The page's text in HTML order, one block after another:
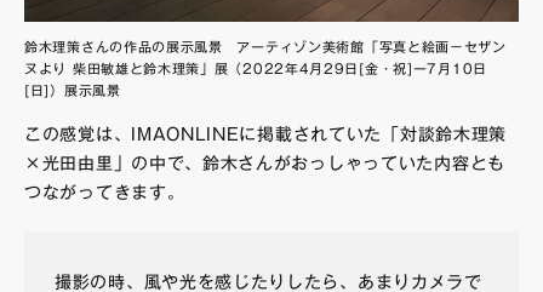
鈴木理策さんの作品の展示風景 アーティゾン美術館「写真と絵画－セザン
ヌより 柴田敏雄と鈴木理策」展（2022年4月29日[金・祝]ー7月10日
[日]）展示風景
この感覚は、IMAONLINEに掲載されていた「対談鈴木理策
×光田由里」の中で、鈴木さんがおっしゃっていた内容とも
つながってきます。
撮影の時、風や光を感じたりしたら、あまりカメラで